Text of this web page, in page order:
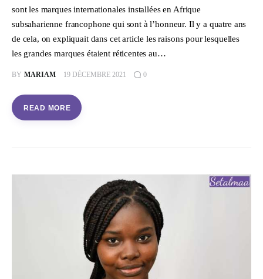
sont les marques internationales installées en Afrique
subsaharienne francophone qui sont à l’honneur. Il y a quatre ans
de cela, on expliquait dans cet article les raisons pour lesquelles
les grandes marques étaient réticentes au…
BY MARIAM 19 DÉCEMBRE 2021 0
READ MORE